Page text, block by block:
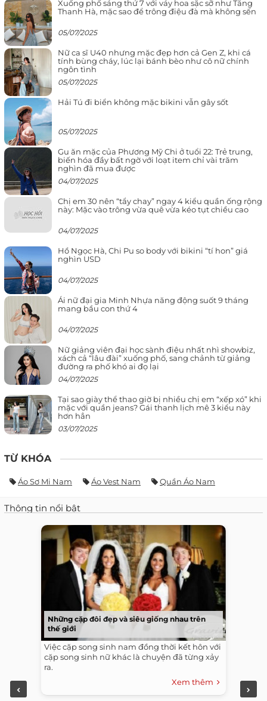
Xuống phố sáng thứ 7 với váy hoa sặc sỡ như Tăng
Thanh Hà, mặc sao để trông điệu đà mà không sến
05/07/2025
Nữ ca sĩ U40 nhưng mặc đẹp hơn cả Gen Z, khi cá
tính bùng cháy, lúc lại bánh bèo như cô nữ chính
ngôn tình
05/07/2025
Hải Tú đi biển không mặc bikini vẫn gây sốt
05/07/2025
Gu ăn mặc của Phương Mỹ Chi ở tuổi 22: Trẻ trung,
biến hóa đầy bất ngờ với loạt item chỉ vài trăm
nghìn đã mua được
04/07/2025
Chị em 30 nên “tẩy chay” ngay 4 kiểu quần ống rộng
này: Mặc vào trông vừa quê vừa kéo tụt chiều cao
04/07/2025
Hồ Ngọc Hà, Chi Pu so body với bikini “tí hon” giá
nghìn USD
04/07/2025
Ái nữ đại gia Minh Nhựa năng động suốt 9 tháng
mang bầu con thứ 4
04/07/2025
Nữ giảng viên đại học sành điệu nhất nhì showbiz,
xách cả “lâu đài” xuống phố, sang chảnh từ giảng
đường ra phố khó ai đọ lại
04/07/2025
Tại sao giày thể thao giờ bị nhiều chị em “xếp xó” khi
mặc với quần jeans? Gái thanh lịch mê 3 kiểu này
hơn hẳn
03/07/2025
TỪ KHÓA
Áo Sơ Mi Nam Áo Vest Nam Quần Áo Nam
Thông tin nổi bật
Những cặp đôi đẹp và siêu giống nhau trên
thế giới
Việc cặp song sinh nam đồng thời kết hôn với
cặp song sinh nữ khác là chuyện đã từng xảy
ra.
Xem thêm